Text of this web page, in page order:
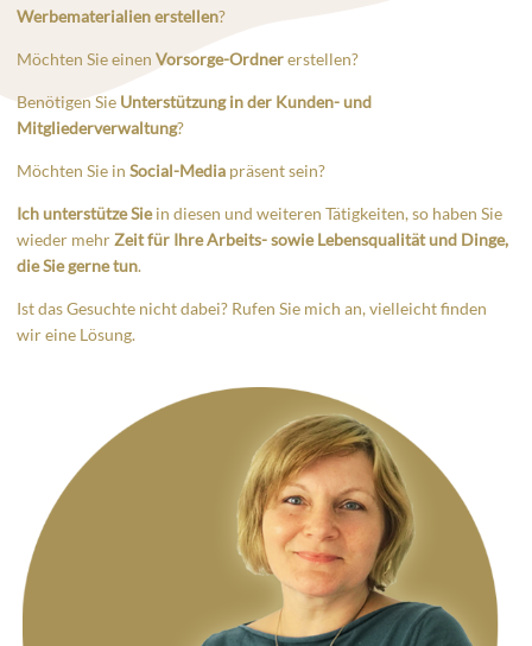
Werbematerialien erstellen?
Möchten Sie einen Vorsorge-Ordnererstellen?
Benötigen Sie Unterstützung in der Kunden- und
Mitgliederverwaltung?
Möchten Sie in Social-Media präsent sein?
Ich unterstütze Siein diesen und weiteren Tätigkeiten, so haben Sie
wieder mehr Zeit für Ihre Arbeits- sowie Lebensqualität und Dinge,
die Sie gerne tun.
Ist das Gesuchte nicht dabei? Rufen Sie mich an, vielleicht finden
wir eine Lösung.